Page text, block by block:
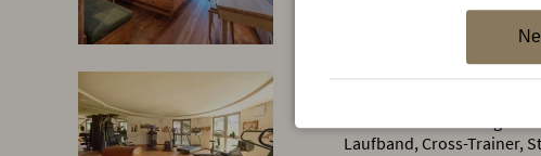
sportlich-alpin bis
Laufband, Cross-Trainer,